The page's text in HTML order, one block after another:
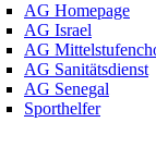
AG Homepage
AG Israel
AG
AG Sanitätsdienst
AG Senegal
Sporthelfer